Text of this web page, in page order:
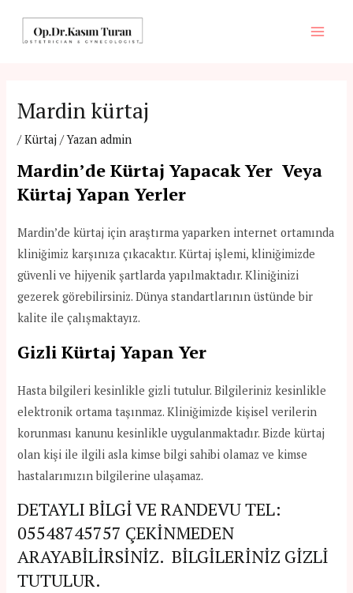
Mardin kürtaj
/Kürtaj / Yazan admin
Mardin’de Kürtaj Yapacak Yer Veya
Kürtaj Yapan Yerler
Mardin’de kürtaj için araştırma yaparken internet ortamında
kliniğimiz karşınıza çıkacaktır. Kürtaj işlemi, kliniğimizde
güvenli ve hijyenik şartlarda yapılmaktadır. Kliniğinizi
gezerek görebilirsiniz. Dünya standartlarının üstünde bir
kalite ile çalışmaktayız.
Gizli Kürtaj Yapan Yer
Hasta bilgileri kesinlikle gizli tutulur. Bilgileriniz kesinlikle
elektronik ortama taşınmaz. Kliniğimizde kişisel verilerin
korunması kanunu kesinlikle uygulanmaktadır. Bizde kürtaj
olan kişi ile ilgili asla kimse bilgi sahibi olamaz ve kimse
hastalarımızın bilgilerine ulaşamaz.
DETAYLI BİLGİ VE RANDEVU TEL:
05548745757 ÇEKİNMEDEN
ARAYABİLİRSİNİZ. BİLGİLERİNİZ GİZLİ
TUTULUR.